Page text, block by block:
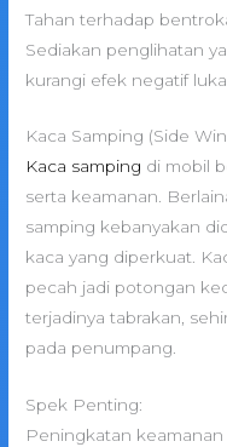
Tahan terhadap
Sediakan penglihatan
kurangi efek negatif
Kaca Samping (Side
Kaca samping di mobil
serta keamanan.
samping kebanyakan
kaca yang diperkuat.
pecah jadi potongan
terjadinya tabrakan,
pada penumpang.
Spek Penting:
Peningkatan